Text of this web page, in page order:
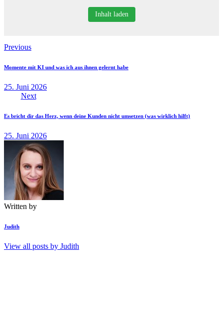
Inhalt laden
Beitragsnavigation
Previous
Momente mit KI und was ich aus ihnen gelernt habe
25. Juni 2026
Next
Es bricht dir das Herz, wenn deine Kunden nicht umsetzen (was wirklich hilft)
25. Juni 2026
Written by
Judith
View all posts by Judith